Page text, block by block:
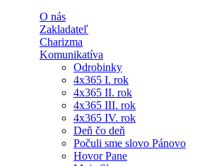
O nás
Zakladateľ
Charizma
Komunikatíva
Odrobinky
4x365 I. rok
4x365 II. rok
4x365 III. rok
4x365 IV. rok
Deň čo deň
Počuli sme slovo Pánovo
Hovor Pane